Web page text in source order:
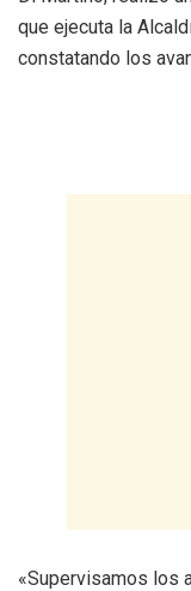
que ejecuta la
constatando los
«Supervisamos los